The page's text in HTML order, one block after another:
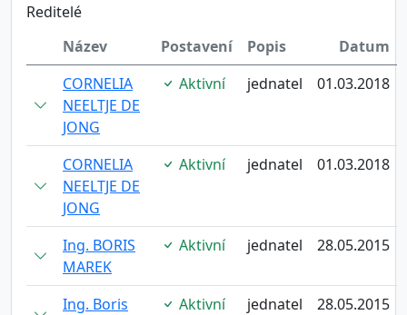
Reditelé
Název
Postavení Popis
Datum
CORNELIA
NEELTJE DE
JONG
Aktivní jednatel 01.03.2018
CORNELIA
NEELTJE DE
JONG
Aktivní jednatel 01.03.2018
Ing. BORIS
MAREK
Aktivní jednatel 28.05.2015
Ing. Boris
Aktivní jednatel 28.05.2015